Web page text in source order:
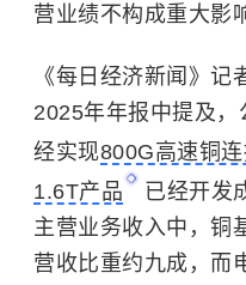
营业绩不构成重大影
《每日经济新闻》
2025年年报中提及，
经实现800G高速铜
1.6T产品
已经开发
主营业务收入中，铜
营收比重约九成，而